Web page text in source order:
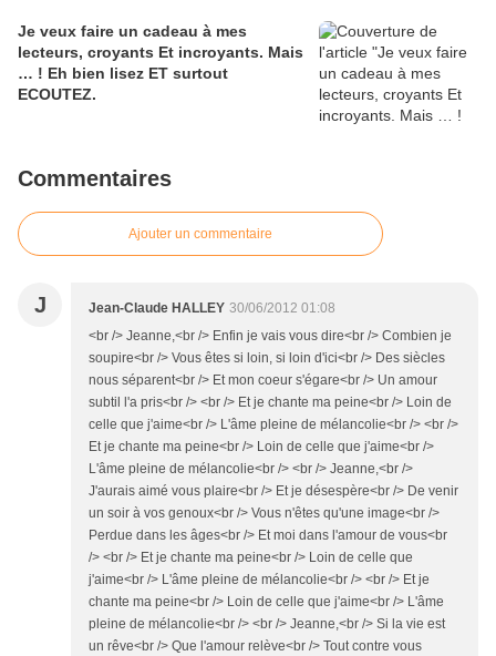
Je veux faire un cadeau à mes
lecteurs, croyants Et incroyants. Mais
… ! Eh bien lisez ET surtout
ECOUTEZ.
Commentaires
Ajouter un commentaire
J Jean-Claude HALLEY 30/06/2012 01:08
<br /> Jeanne,<br /> Enfin je vais vous dire<br /> Combien je
soupire<br /> Vous êtes si loin, si loin d'ici<br /> Des siècles
nous séparent<br /> Et mon coeur s'égare<br /> Un amour
subtil l'a pris<br /> <br /> Et je chante ma peine<br /> Loin de
celle que j'aime<br /> L'âme pleine de mélancolie<br /> <br />
Et je chante ma peine<br /> Loin de celle que j'aime<br />
L'âme pleine de mélancolie<br /> <br /> Jeanne,<br />
J'aurais aimé vous plaire<br /> Et je désespère<br /> De venir
un soir à vos genoux<br /> Vous n'êtes qu'une image<br />
Perdue dans les âges<br /> Et moi dans l'amour de vous<br
/> <br /> Et je chante ma peine<br /> Loin de celle que
j'aime<br /> L'âme pleine de mélancolie<br /> <br /> Et je
chante ma peine<br /> Loin de celle que j'aime<br /> L'âme
pleine de mélancolie<br /> <br /> Jeanne,<br /> Si la vie est
un rêve<br /> Que l'amour relève<br /> Tout contre vous